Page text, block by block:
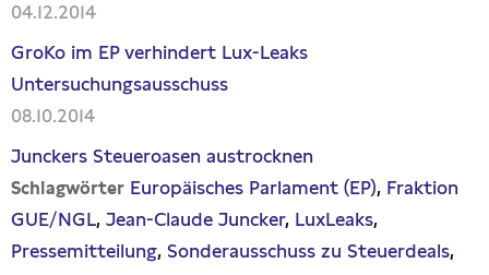
04.12.2014
GroKo im EP verhindert Lux-Leaks
Untersuchungsausschuss
08.10.2014
Junckers Steueroasen austrocknen
Schlagwörter Europäisches Parlament (EP) Fraktion
GUE/NGL Jean-Claude Juncker LuxLeaks
Pressemitteilung Sonderausschuss zu Steuerdeals